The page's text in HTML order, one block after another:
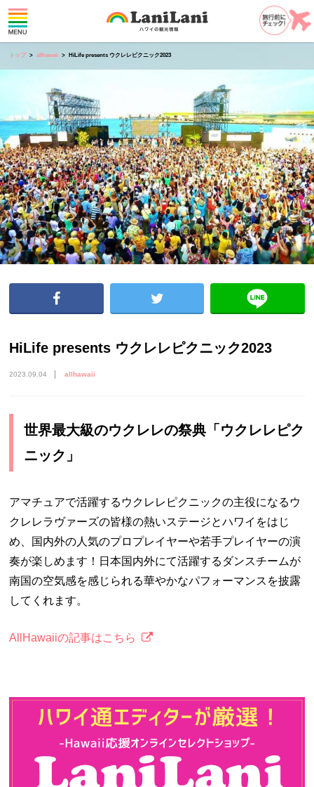
トップ allhawaii HiLife presents ウクレレピクニック2023
HiLife presents ウクレレピクニック2023
2023.09.04 allhawaii
世界最大級のウクレレの祭典「ウクレレピク
ニック」
アマチュアで活躍するウクレレピクニックの主役になるウ
クレレラヴァーズの皆様の熱いステージとハワイをはじ
め、国内外の人気のプロプレイヤーや若手プレイヤーの演
奏が楽しめます！日本国内外にて活躍するダンスチームが
南国の空気感を感じられる華やかなパフォーマンスを披露
してくれます。
AllHawaiiの記事はこちら